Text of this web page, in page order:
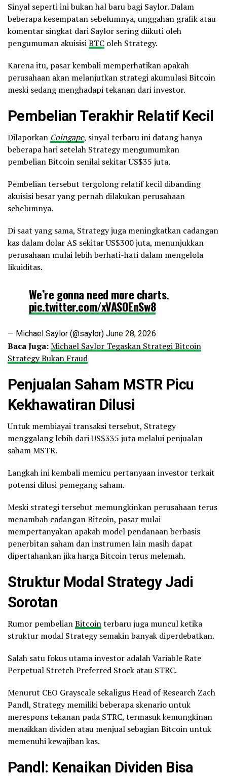
Sinyal seperti ini bukan hal baru bagi Saylor. Dalam
beberapa kesempatan sebelumnya, unggahan grafik atau
komentar singkat dari Saylor sering diikuti oleh
pengumuman akuisisiBTC oleh Strategy.
Karena itu, pasar kembali memperhatikan apakah
perusahaan akan melanjutkan strategi akumulasi Bitcoin
meski sedang menghadapi tekanan dari investor.
Pembelian Terakhir Relatif Kecil
Dilaporkan Coingape, sinyal terbaru ini datang hanya
beberapa hari setelah Strategy mengumumkan
pembelian Bitcoin senilai sekitar US$35 juta.
Pembelian tersebut tergolong relatif kecil dibanding
akuisisi besar yang pernah dilakukan perusahaan
sebelumnya.
Di saat yang sama, Strategy juga meningkatkan cadangan
kas dalam dolar AS sekitar US$300 juta, menunjukkan
perusahaan mulai lebih berhati-hati dalam mengelola
likuiditas.
We’re gonna need more charts.
pic.twitter.com/xVASOEnSw8
— Michael Saylor (@saylor) June 28, 2026
Baca Juga:Michael Saylor Tegaskan Strategi Bitcoin
Strategy Bukan Fraud
Penjualan Saham MSTR Picu
Kekhawatiran Dilusi
Untuk membiayai transaksi tersebut, Strategy
menggalang lebih dari US$335 juta melalui penjualan
saham MSTR.
Langkah ini kembali memicu pertanyaan investor terkait
potensi dilusi pemegang saham.
Meski strategi tersebut memungkinkan perusahaan terus
menambah cadangan Bitcoin, pasar mulai
mempertanyakan apakah model pendanaan berbasis
penerbitan saham dan instrumen lain masih dapat
dipertahankan jika harga Bitcoin terus melemah.
Struktur Modal Strategy Jadi
Sorotan
Rumor pembelianBitcointerbaru juga muncul ketika
struktur modal Strategy semakin banyak diperdebatkan.
Salah satu fokus utama investor adalah Variable Rate
Perpetual Stretch Preferred Stock atau STRC.
Menurut CEO Grayscale sekaligus Head of Research Zach
Pandl, Strategy memiliki beberapa skenario untuk
merespons tekanan pada STRC, termasuk kemungkinan
menaikkan dividen atau menjual sebagian Bitcoin untuk
memenuhi kewajiban kas.
Pandl: Kenaikan Dividen Bisa